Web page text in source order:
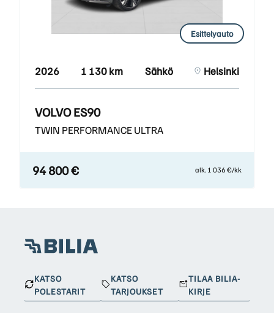
Esittelyauto
2026 1 130 km Sähkö Helsinki
VOLVO ES90
TWIN PERFORMANCE ULTRA
94 800 € alk. 1 036 €/kk
KATSO
POLESTARIT
KATSO
TARJOUKSET
TILAA BILIA-
KIRJE